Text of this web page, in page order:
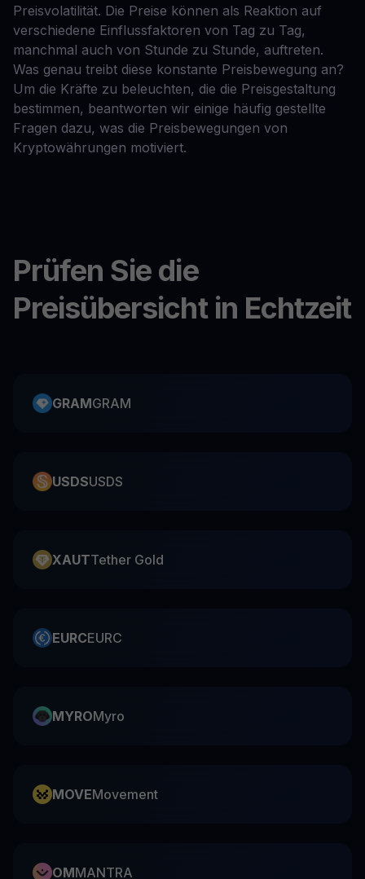
Preisvolatilität. Die Preise können als Reaktion auf
verschiedene Einflussfaktoren von Tag zu Tag,
manchmal auch von Stunde zu Stunde, auftreten.
Was genau treibt diese konstante Preisbewegung an?
Um die Kräfte zu beleuchten, die die Preisgestaltung
bestimmen, beantworten wir einige häufig gestellte
Fragen dazu, was die Preisbewegungen von
Kryptowährungen motiviert.
Prüfen Sie die
Preisübersicht in Echtzeit
GRAMGRAM
USDSUSDS
XAUTTether Gold
EURCEURC
MYROMyro
MOVEMovement
OMMANTRA